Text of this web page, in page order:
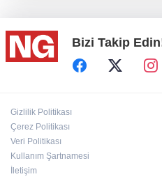
Türkiye, Suudi
savunma
Bizi Takip
Gizlilik Politikası
Çerez Politikası
Veri Politikası
Kullanım Şartnamesi
İletişim